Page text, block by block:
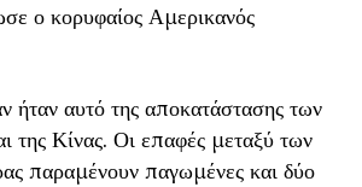
ο κορυφαίος Αμερικανός
ήταν αυτό της αποκατάστασης των
της Κίνας. Οι επαφές μεταξύ των
παραμένουν παγωμένες και δύο